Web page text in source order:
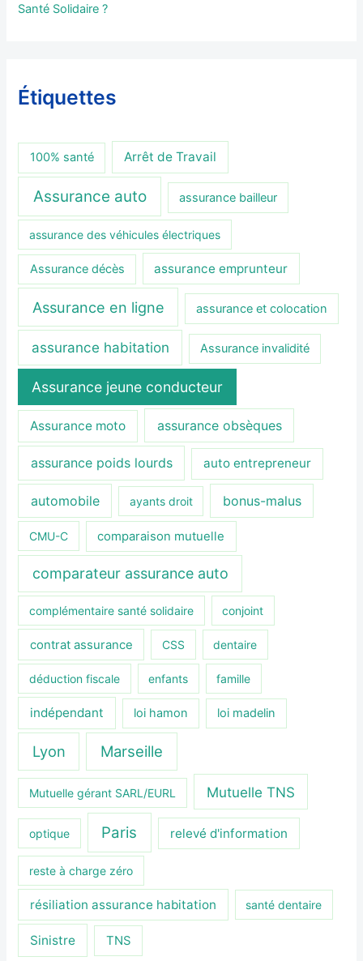
Santé Solidaire ?
Étiquettes
100% santé Arrêt de Travail
Assurance auto assurance bailleur
assurance des véhicules électriques
Assurance décès assurance emprunteur
Assurance en ligne assurance et colocation
assurance habitation Assurance invalidité
Assurance jeune conducteur
Assurance moto assurance obsèques
assurance poids lourds auto entrepreneur
automobile ayants droit bonus-malus
CMU-C comparaison mutuelle
comparateur assurance auto
complémentaire santé solidaire conjoint
contrat assurance CSS dentaire
déduction fiscale enfants famille
indépendant loi hamon loi madelin
Lyon Marseille
Mutuelle gérant SARL/EURL Mutuelle TNS
optique Paris relevé d'information
reste à charge zéro
résiliation assurance habitation santé dentaire
Sinistre TNS